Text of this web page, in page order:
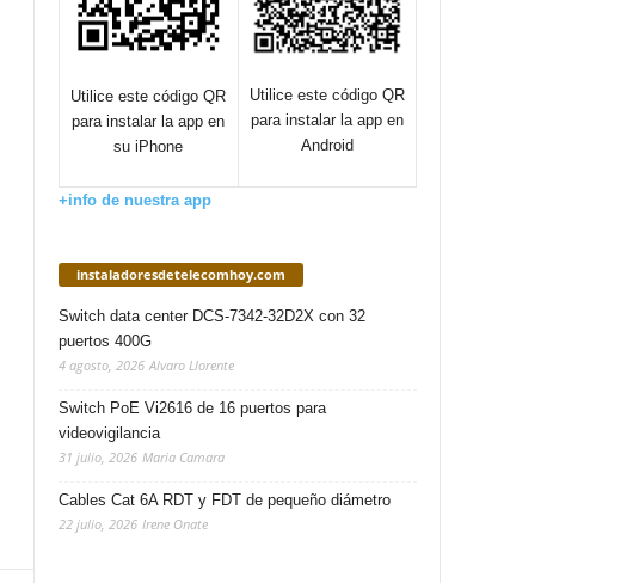
Utilice este código QR
para instalar la app en
su iPhone
Utilice este código QR
para instalar la app en
Android
+info de nuestra app
instaladoresdetelecomhoy.com
Switch data center DCS-7342-32D2X con 32
puertos 400G
4 agosto, 2026 Alvaro Llorente
Switch PoE Vi2616 de 16 puertos para
videovigilancia
31 julio, 2026 Maria Camara
Cables Cat 6A RDT y FDT de pequeño diámetro
22 julio, 2026 Irene Onate